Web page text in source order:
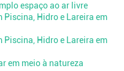
espaço ao ar livre
em meio à natureza